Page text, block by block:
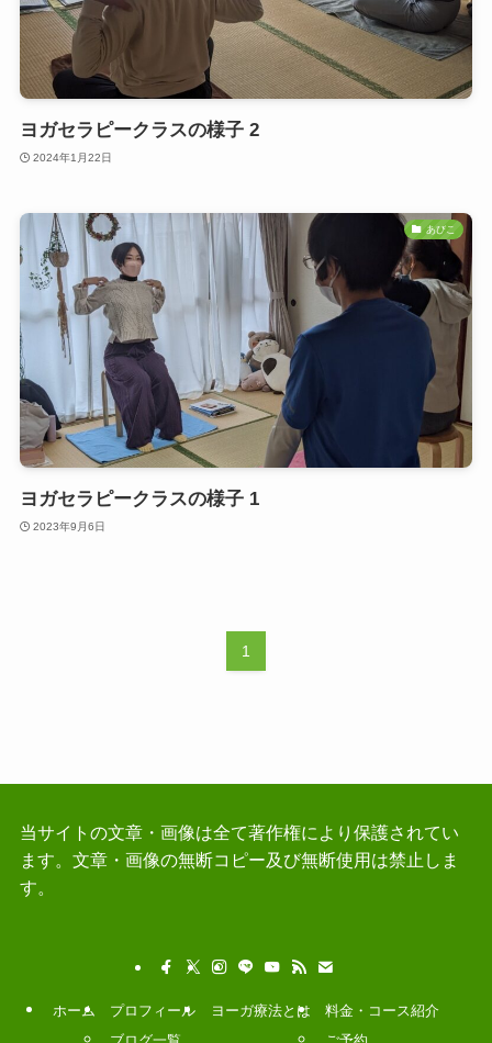
ヨガセラピークラスの様子 2
2024年1月22日
あびこ
ヨガセラピークラスの様子 1
2023年9月6日
1
当サイトの文章・画像は全て著作権により保護されてい
ます。文章・画像の無断コピー及び無断使用は禁止しま
す。
ホーム
プロフィール
ヨーガ療法とは
料金・コース紹介